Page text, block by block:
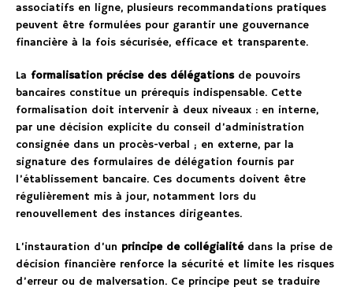
associatifs en ligne, plusieurs recommandations pratiques
peuvent être formulées pour garantir une gouvernance
financière à la fois sécurisée, efficace et transparente.
La formalisation précise des délégationsde pouvoirs
bancaires constitue un prérequis indispensable. Cette
formalisation doit intervenir à deux niveaux : en interne,
par une décision explicite du conseil d’administration
consignée dans un procès-verbal ; en externe, par la
signature des formulaires de délégation fournis par
l’établissement bancaire. Ces documents doivent être
régulièrement mis à jour, notamment lors du
renouvellement des instances dirigeantes.
L’instauration d’un principe de collégialitédans la prise de
décision financière renforce la sécurité et limite les risques
d’erreur ou de malversation. Ce principe peut se traduire